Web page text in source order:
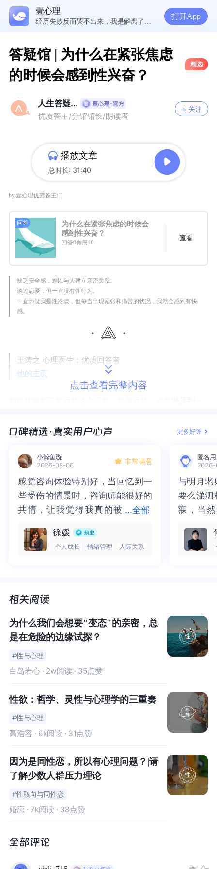
壹心理
打开App
答疑馆 | 为什么在紧张焦虑
的时候会感到性兴奋？
精选
人生答疑...
优质答主/分馆馆长/朗读者
关注
播放文章
总时长: 31:40
by 壹心理优秀答主们
问答
为什么在紧张焦虑的时候会
感到性兴奋？
回答6有用40
查看
缺乏安全感，难以与人建立亲密关系。
谈过恋爱，但一直没有性行为。
一直怀疑我是性冷淡，但每当出现紧张和痛苦的状况，我就会感到有快
感。
王涛之 心理医生： 优质回答者
他的主页
白。
而且这个问题很
，就连弗洛伊德他老人家都没有
搞的太明白，后世科学研究更是各说各话。
但如果不回答，很多人却都有相近或相似的困惑。
题上下功夫，那结论都将是一种误导，结果也必然是难以
让人信服的。
先从相似现象说起。
电影《奇奇欲爱世界》女方得不到性高潮，后来他意外发
现，只要看到别人流泪，自己就会有性欲，简称“泪觉性
癖”。
上帝造物，对于性，每个人都有其致命吸引力的“开关”。
1、“Odaxelagnia”（咬人癖）只要咬人或是被咬就会引发
2、“Ursusagalmatophilia”（泰迪熊兴奋症）只要一看到
泰迪熊就会兴奋得引起性欲。
3、“Chasmophilia”（山谷幽闭癖）进到洞穴或山谷中就会
兴奋。
欲。
5、“Gas Pedal Honeys”（高跟鞋踩油门癖）只要一看见
女性穿著高跟鞋踩油门，就会引发性欲。
点击查看完整内容
更多好评
小鲸鱼璇
2026-08-06
非常满意
...全部
感觉咨询体验特别好，当回忆到一
些受伤的情景时，咨询师能很好的
共情，让我觉得我真的被
一部分未处理的情绪被注意到了，
而且当咨询师准确说出我当时的情
觉轻快了很多，感觉轻松了。很感
谢咨询师姐姐！
感觉咨询体验特别好，当回忆到一
些受伤的情景时，咨询师能很好的
共情，让我觉得我真的被抱住了。
处理的情绪被注意到了，而且当咨
询师准确说出我当时的情绪，我感
了很多，感觉轻松了。很感谢咨询
师姐姐！
徐媛
个人成长 情绪管理 人际关系
匿名
2026-
与明月老
要么涕泗
寐，当
来，觉
再困于
与明月老
要么涕泗
寐，当然
不必再
梏，更
为什么我们会想要"变态"的亲密，总
是在危险的边缘试探？
#性与心理
白岛岩心 · 2w阅读 · 35点赞
性欲：哲学、灵性与心理学的三重奏
#性与心理
高浩容 · 6k阅读 · 31点赞
因为是同性恋，所以有心理问题？|请
了解少数人群压力理论
#性取向与同性恋
婚恋 · 7k阅读 · 38点赞